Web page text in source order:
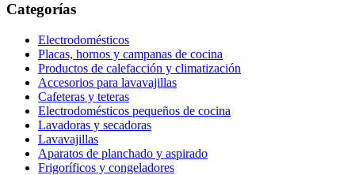
Categorías
Electrodomésticos
Placas, hornos y campanas de cocina
Productos de calefacción y climatización
Accesorios para lavavajillas
Cafeteras y teteras
Electrodomésticos pequeños de cocina
Lavadoras y secadoras
Lavavajillas
Aparatos de planchado y aspirado
Frigoríficos y congeladores